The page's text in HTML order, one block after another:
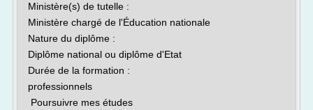
Ministère(s) de tutelle :
Ministère chargé de l'Éducation nationale
Nature du diplôme :
Diplôme national ou diplôme d'Etat
Durée de la formation :
professionnels
Poursuivre mes études